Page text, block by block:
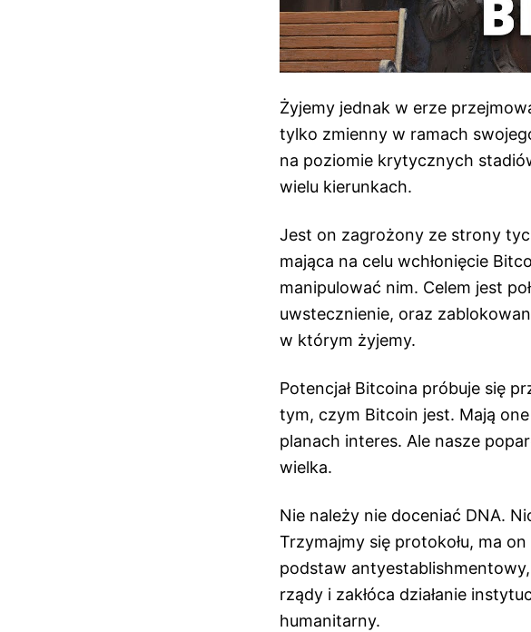
Żyjemy jednak w erze
tylko zmienny w ramach
na poziomie krytycznych
wielu kierunkach.
Jest on zagrożony ze strony
mająca na celu wchłonięcie
manipulować nim. Celem jest
uwstecznienie, oraz
w którym żyjemy.
Potencjał Bitcoina próbuje się
tym, czym Bitcoin jest. Mają
planach interes. Ale nasze
wielka.
Nie należy nie doceniać DNA.
Trzymajmy się protokołu, ma
podstaw
rządy i zakłóca działanie
humanitarny.